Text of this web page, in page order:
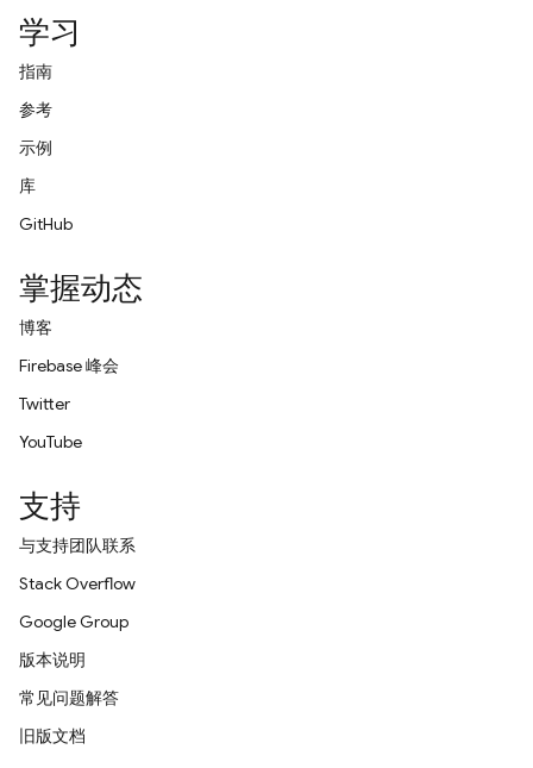
学习
指南
参考
示例
库
GitHub
掌握动态
博客
Firebase 峰会
Twitter
YouTube
支持
与支持团队联系
Stack Overflow
Google Group
版本说明
常见问题解答
旧版文档